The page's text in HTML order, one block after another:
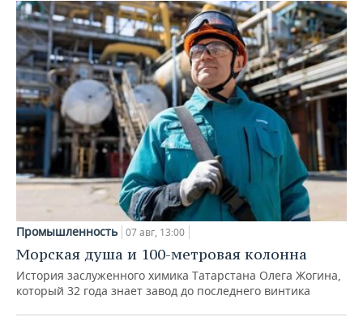
Промышленность 07 авг, 13:00
Морская душа и 100-метровая колонна
История заслуженного химика Татарстана Олега Жогина,
который 32 года знает завод до последнего винтика